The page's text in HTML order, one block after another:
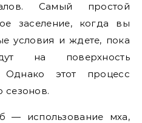
Самый простой
заселение, когда вы
условия и ждете, пока
на поверхность
Однако этот процесс
сезонов.
— использование мха,